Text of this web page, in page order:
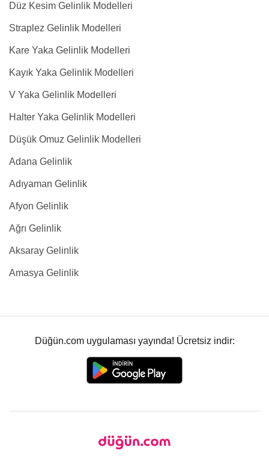
Düz Kesim Gelinlik Modelleri
Straplez Gelinlik Modelleri
Kare Yaka Gelinlik Modelleri
Kayık Yaka Gelinlik Modelleri
V Yaka Gelinlik Modelleri
Halter Yaka Gelinlik Modelleri
Düşük Omuz Gelinlik Modelleri
Adana Gelinlik
Adıyaman Gelinlik
Afyon Gelinlik
Ağrı Gelinlik
Aksaray Gelinlik
Amasya Gelinlik
Düğün.com uygulaması yayında! Ücretsiz indir: